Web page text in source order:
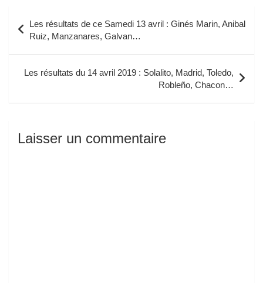
de
l’article
Les résultats de ce Samedi 13 avril : Ginés Marin, Anibal
Ruiz, Manzanares, Galvan…
Les résultats du 14 avril 2019 : Solalito, Madrid, Toledo,
Robleño, Chacon…
Laisser un commentaire